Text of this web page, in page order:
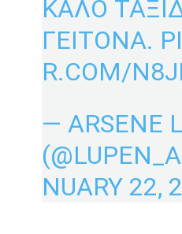
ΚΑΛΟ
ΓΕΙΤΟΝΑ.
R.COM/
— ARSENE
NUARY 22,